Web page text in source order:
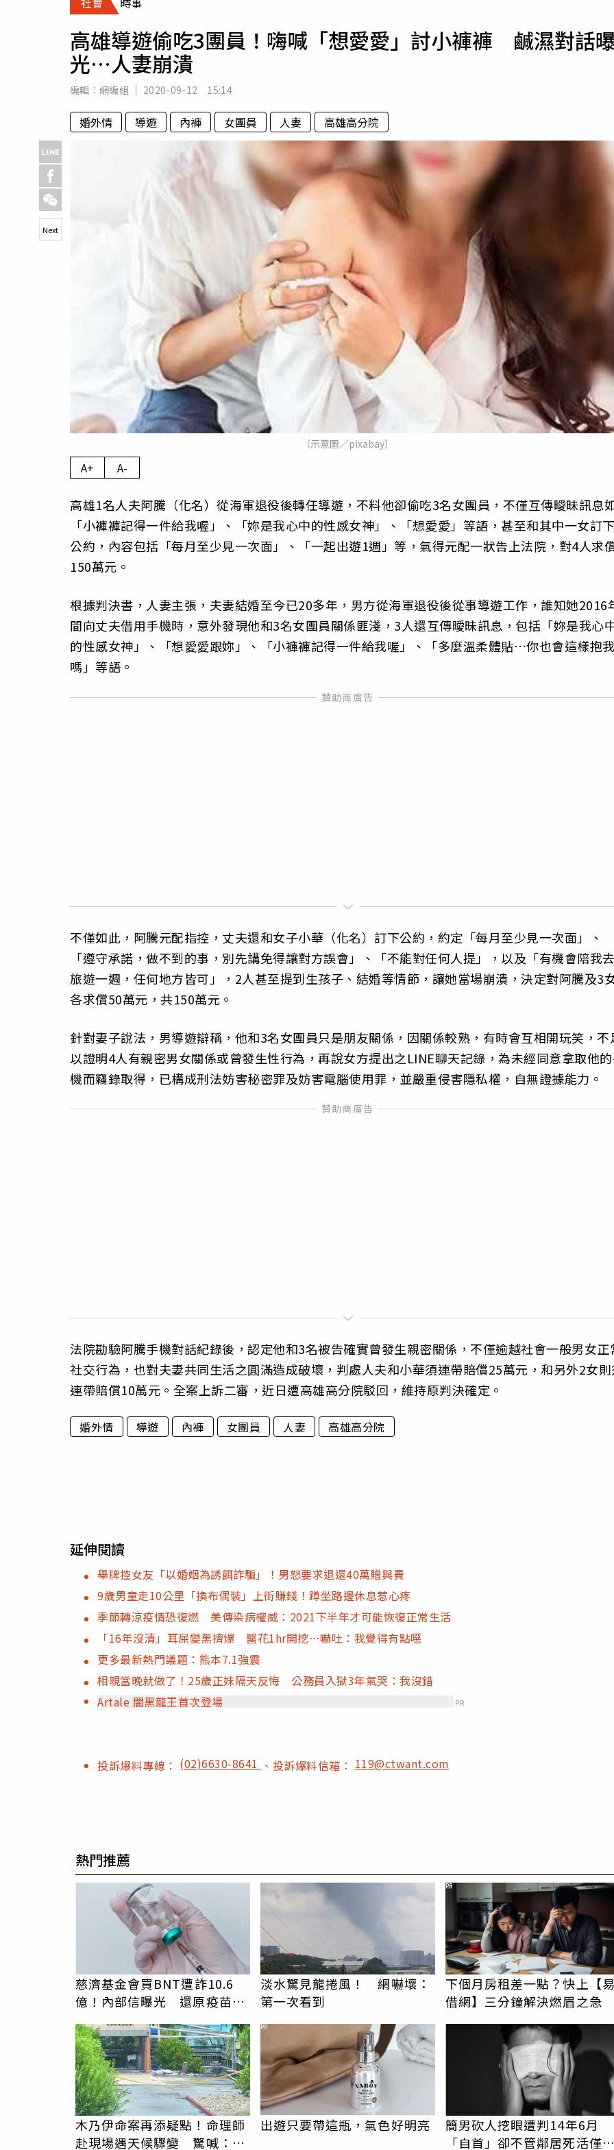
專欄
運勢
高雄導遊偷吃3團員！嗨喊「想愛愛」討小褲褲 鹹濕對話
光…人妻崩潰
編輯： 網編組 2020-09-12 15:14
婚外情 導遊 內褲 女團員 人妻 高雄高分院
（示意圖／pixabay）
Next
A+ A-
高雄1名人夫阿騰（化名）從海軍退役後轉任導遊，不料他卻偷吃3名女團員，不僅互傳曖昧訊息
「小褲褲記得一件給我喔」、「妳是我心中的性感女神」、「想愛愛」等語，甚至和其中一女訂
公約，內容包括「每月至少見一次面」、「一起出遊1週」等，氣得元配一狀告上法院，對4人求
150萬元。
根據判決書，人妻主張，夫妻結婚至今已20多年，男方從海軍退役後從事導遊工作，誰知她2016
間向丈夫借用手機時，意外發現他和3名女團員關係匪淺，3人還互傳曖昧訊息，包括「妳是我心
的性感女神」、「想愛愛跟妳」、「小褲褲記得一件給我喔」、「多麼溫柔體貼…你也會這樣抱
嗎」等語。
不僅如此，阿騰元配指控，丈夫還和女子小華（化名）訂下公約，約定「每月至少見一次面」、
「遵守承諾，做不到的事，別先講免得讓對方誤會」、「不能對任何人提」，以及「有機會陪我
旅遊一週，任何地方皆可」，2人甚至提到生孩子、結婚等情節，讓她當場崩潰，決定對阿騰及3
各求償50萬元，共150萬元。
針對妻子說法，男導遊辯稱，他和3名女團員只是朋友關係，因關係較熟，有時會互相開玩笑，不
以證明4人有親密男女關係或曾發生性行為，再說女方提出之LINE聊天記錄，為未經同意拿取他
機而竊錄取得，已構成刑法妨害秘密罪及妨害電腦使用罪，並嚴重侵害隱私權，自無證據能力。
法院勘驗阿騰手機對話紀錄後，認定他和3名被告確實曾發生親密關係，不僅逾越社會一般男女正
社交行為，也對夫妻共同生活之圓滿造成破壞，判處人夫和小華須連帶賠償25萬元，和另外2女
連帶賠償10萬元。全案上訴二審，近日遭高雄高分院駁回，維持原判決確定。
婚外情 導遊 內褲 女團員 人妻 高雄高分院
延伸閱讀
舉牌控女友「以婚姻為誘餌詐騙」！男怒要求退還40萬贈與費
9歲男童走10公里「換布偶裝」上街賺錢！蹲坐路邊休息惹心疼
季節轉涼疫情恐復燃 美傳染病權威：2021下半年才可能恢復正常生活
「16年沒清」耳屎變黑擠爆 醫花1hr開挖…嚇吐：我覺得有點噁
更多最新熱門議題：熊本7.1強震
相親當晚就做了！25歲正妹隔天反悔 公務員入獄3年氣哭：我沒錯
Artale 闇黑龍王首次登場
PR
投訴爆料專線： (02)6630-8641 、投訴爆料信箱：119@ctwant.com
熱門推薦
慈濟基金會買BNT遭詐10.6
億！內部信曝光 還原疫苗採
淡水驚見龍捲風！ 網嚇壞：
第一次看到
下個月房租差一點？快上【
借網】三分鐘解決燃眉之急
PR
木乃伊命案再添疑點！命理師
赴現場遇天候驟變 驚喊：死
出遊只要帶這瓶，氣色好明亮
PR
簡男砍人挖眼遭判14年6月
「自首」卻不管鄰居死活僅